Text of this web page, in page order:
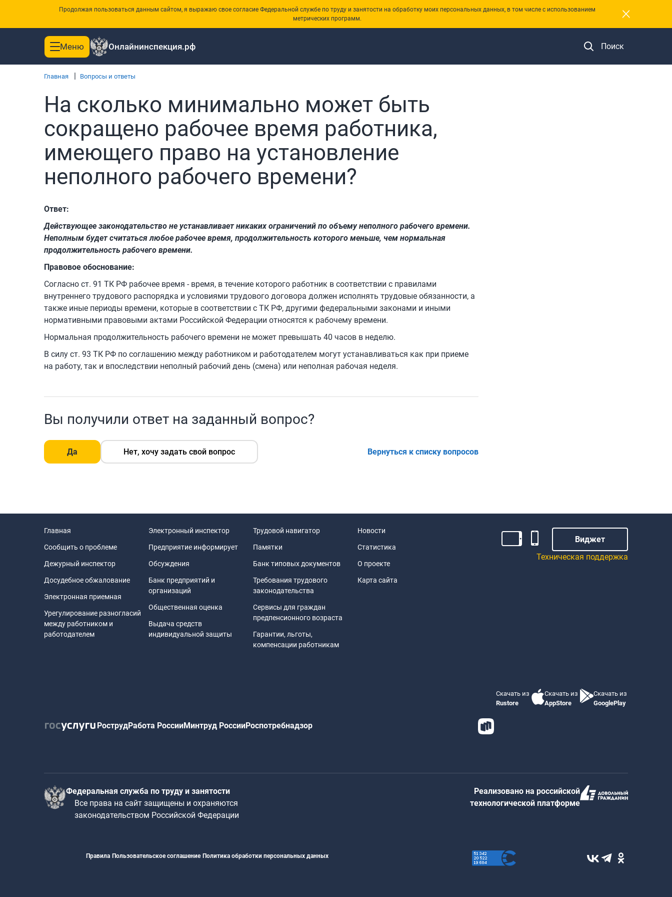
Продолжая пользоваться данным сайтом, я выражаю свое согласие Федеральной службе по труду и занятости на обработку моих персональных данных, в том числе с использованием
метрических программ.
×
Toggle
navigation
Меню Онлайнинспекция.рф Поиск
Главная | Вопросы и ответы
На сколько минимально может быть
сокращено рабочее время работника,
имеющего право на установление
неполного рабочего времени?
Ответ:
Действующее законодательство не устанавливает никаких ограничений по объему неполного рабочего времени.
Неполным будет считаться любое рабочее время, продолжительность которого меньше, чем нормальная
продолжительность рабочего времени.
Правовое обоснование:
Согласно ст. 91 ТК РФ рабочее время - время, в течение которого работник в соответствии с правилами
внутреннего трудового распорядка и условиями трудового договора должен исполнять трудовые обязанности, а
также иные периоды времени, которые в соответствии с ТК РФ, другими федеральными законами и иными
нормативными правовыми актами Российской Федерации относятся к рабочему времени.
Нормальная продолжительность рабочего времени не может превышать 40 часов в неделю.
В силу ст. 93 ТК РФ по соглашению между работником и работодателем могут устанавливаться как при приеме
на работу, так и впоследствии неполный рабочий день (смена) или неполная рабочая неделя.
Вы получили ответ на заданный вопрос?
Да Нет, хочу задать свой вопрос Вернуться к списку вопросов
Главная
Сообщить о проблеме
Дежурный инспектор
Досудебное обжалование
Электронная приемная
Урегулирование разногласий
между работником и
работодателем
Электронный инспектор
Предприятие информирует
Обсуждения
Банк предприятий и
организаций
Общественная оценка
Выдача средств
индивидуальной защиты
Трудовой навигатор
Памятки
Банк типовых документов
Требования трудового
законодательства
Сервисы для граждан
предпенсионного возраста
Гарантии, льготы,
компенсации работникам
Новости
Статистика
О проекте
Карта сайта
Виджет
Техническая поддержка
РострудРабота РоссииМинтруд РоссииРоспотребнадзор
Скачать из
Rustore
Скачать из
AppStore
Скачать из
GooglePlay
Федеральная служба по труду и занятости
Все права на сайт защищены и охраняются
законодательством Российской Федерации
Правила Пользовательское соглашение Политика обработки персональных данных
Реализовано на российской
технологической платформе